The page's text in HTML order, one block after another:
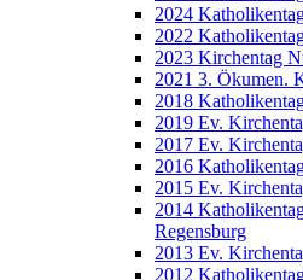
2024
2022
2023 Kirchentag
2021 3. Ökumen.
2018
2019 Ev.
2017 Ev.
2016
2015 Ev.
2014
Regensburg
2013 Ev.
2012